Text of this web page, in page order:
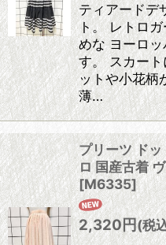
ティアードデ
ト。 レトロ
めな ヨーロ
す。 スカー
ットや小花柄
薄…
プリーツ ド
ロ 国産古着
[M6335]
2,320円(税